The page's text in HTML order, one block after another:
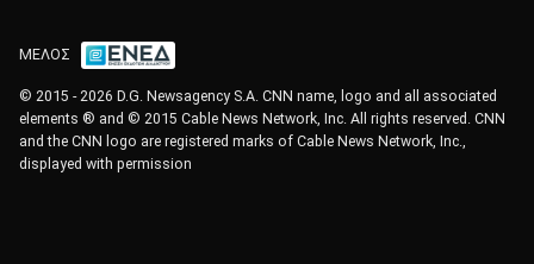
ΜΕΛΟΣ
© 2015 - 2026 D.G. Newsagency S.A. CNN name, logo and all associated
elements ® and © 2015 Cable News Network, Inc. All rights reserved. CNN
and the CNN logo are registered marks of Cable News Network, Inc.,
displayed with permission